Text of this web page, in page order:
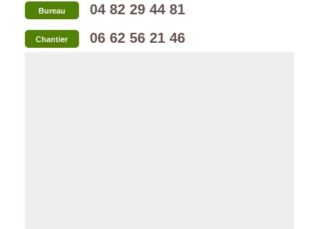
Bureau 04 82 29 44 81
Chantier 06 62 56 21 46